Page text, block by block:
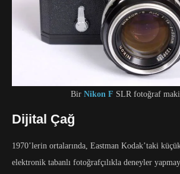
Bir Nikon F SLR fotoğraf
Dijital Çağ
1970’lerin ortalarında, Eastman Kodak’taki
elektronik tabanlı fotoğrafçılıkla deneyler